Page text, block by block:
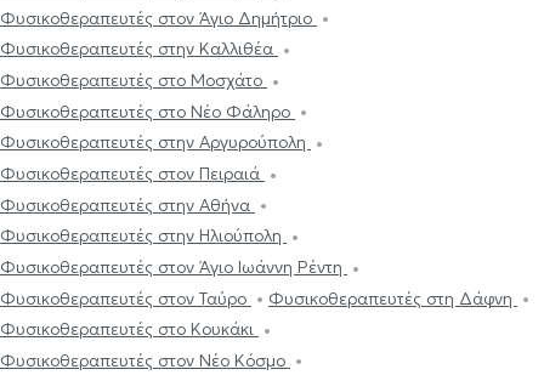
Φυσικοθεραπευτές στον Άγιο Δημήτριο
Φυσικοθεραπευτές στην Καλλιθέα
Φυσικοθεραπευτές στο Μοσχάτο
Φυσικοθεραπευτές στο Νέο Φάληρο
Φυσικοθεραπευτές στην Αργυρούπολη
Φυσικοθεραπευτές στον Πειραιά
Φυσικοθεραπευτές στην Αθήνα
Φυσικοθεραπευτές στην Ηλιούπολη
Φυσικοθεραπευτές στον Άγιο Ιωάννη Ρέντη
Φυσικοθεραπευτές στον Ταύρο
Φυσικοθεραπευτές στη Δάφνη
Φυσικοθεραπευτές στο Κουκάκι
Φυσικοθεραπευτές στον Νέο Κόσμο